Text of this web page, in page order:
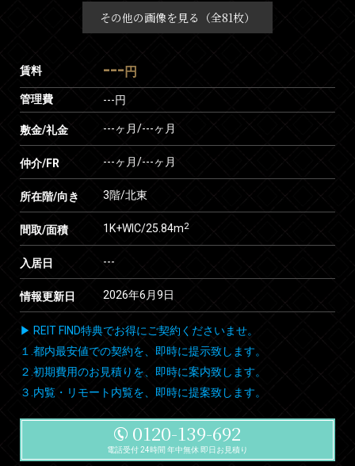
その他の画像を見る（全81枚）
賃料 --- 円
管理費 ---円
敷金/礼金 ---ヶ月/---ヶ月
仲介/FR ---ヶ月/---ヶ月
所在階/向き 3階/北東
間取/面積 1K+WIC/25.84m2
入居日 ---
情報更新日 2026年6月9日
▶ REIT FIND特典でお得にご契約くださいませ。
１.都内最安値での契約を、即時に提示致します。
２.初期費用のお見積りを、即時に案内致します。
３.内覧・リモート内覧を、即時に提案致します。
0120-139-692
電話受付 24時間 年中無休 即日お見積り